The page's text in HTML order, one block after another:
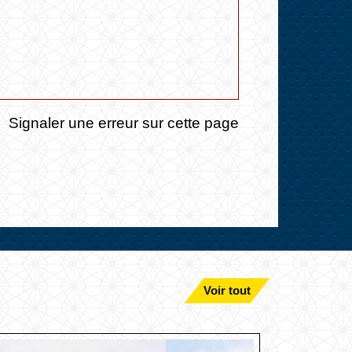
Signaler une erreur sur cette page
Voir tout